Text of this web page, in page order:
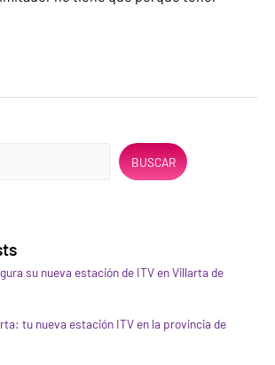
BUSCAR
su nueva estación de ITV en Villarta de
tu nueva estación ITV en la provincia de